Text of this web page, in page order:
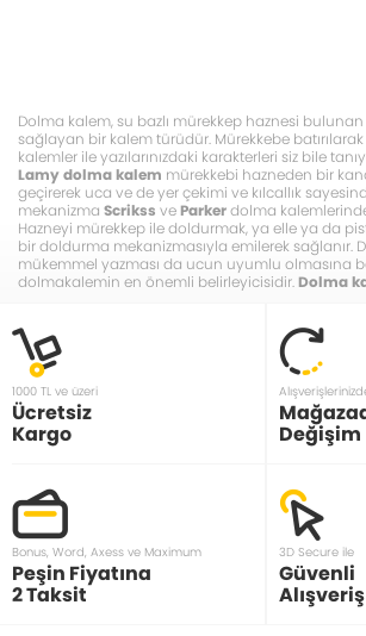
Dolma kalem, su bazlı mürekkep haznesi
sağlayan bir kalem türüdür. Mürekkebe
kalemler ile yazılarınızdaki karakterleri siz bile
Lamy dolma kalem mürekkebi hazneden bir
geçirerek uca ve de yer çekimi ve kılcallık
mekanizma Scrikss veParkerdolma
Hazneyi mürekkep ile doldurmak, ya elle ya da
bir doldurma mekanizmasıyla emilerek sağlanır.
mükemmel yazması da ucun uyumlu olmasına
dolmakalemin en önemli belirleyicisidir.Dolma
1000 TL ve üzeri
Ücretsiz
Kargo Değişim
Bonus, Word, Axess ve Maximum
Peşin Fiyatına
2 Taksit
3D Secure ile
Güvenli
Alışveriş